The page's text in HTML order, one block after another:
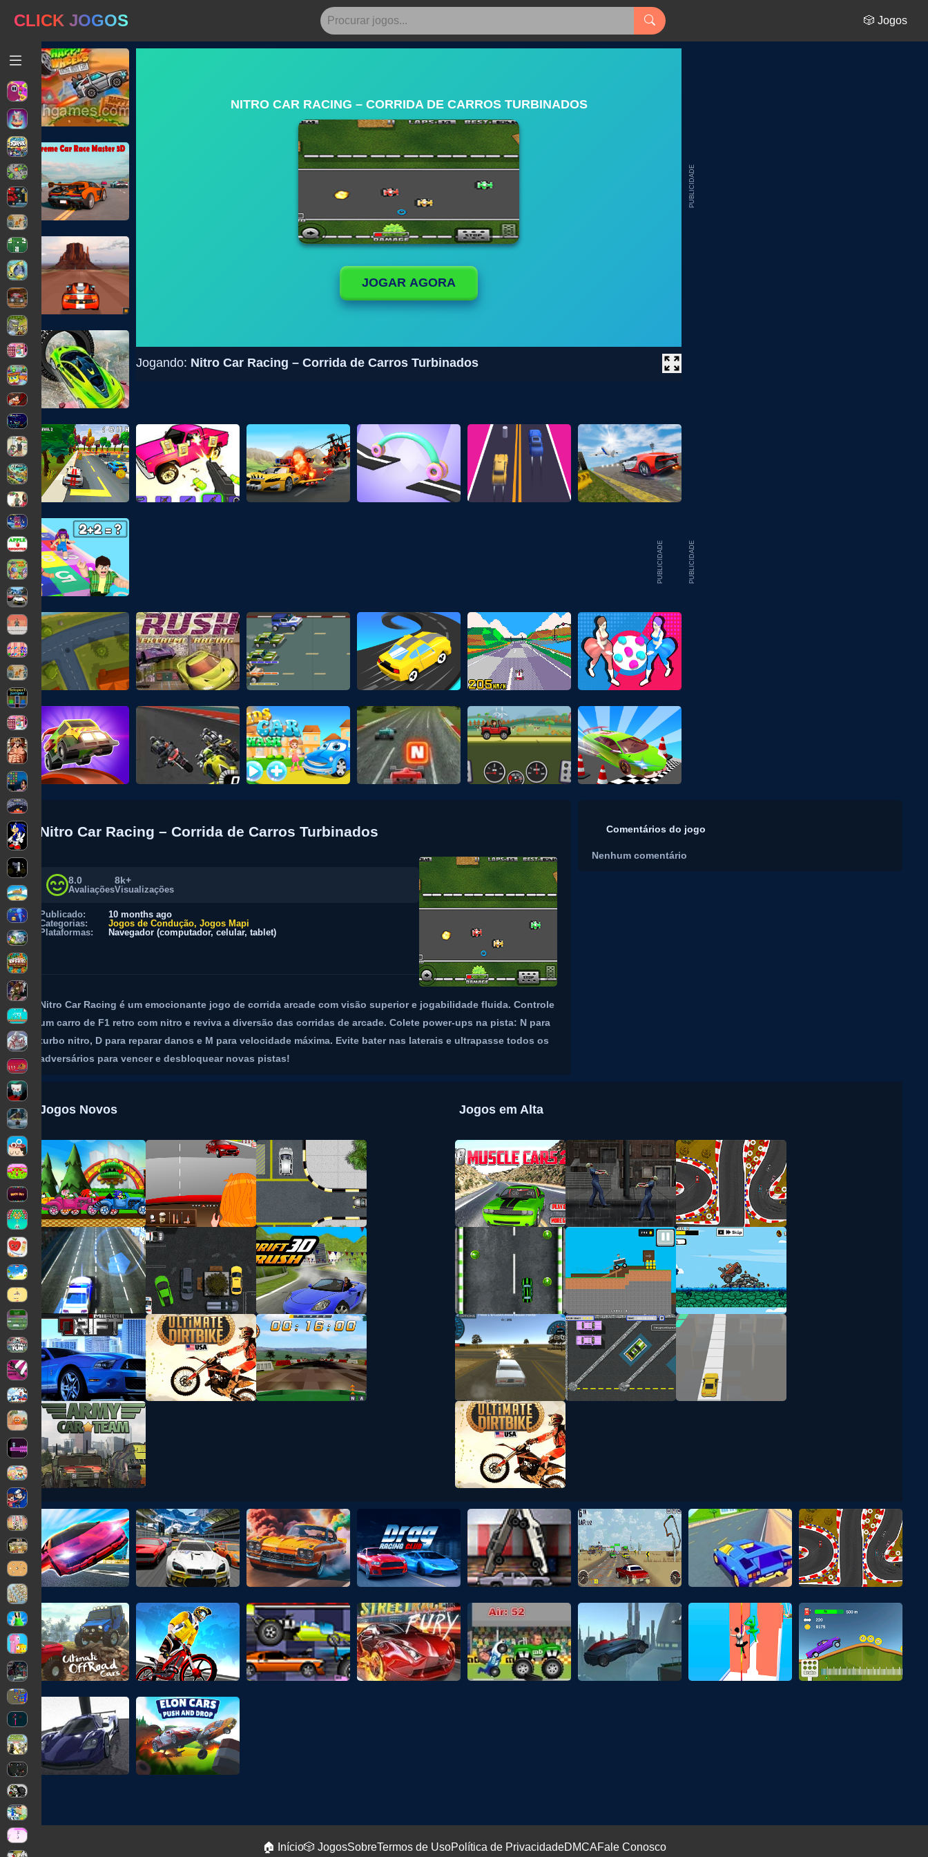
CLICK JOGOS 🎲 Jogos
NITRO CAR RACING – CORRIDA DE CARROS TURBINADOS
JOGAR AGORA
Jogando: Nitro Car Racing – Corrida de Carros Turbinados
PUBLICIDADE
PUBLICIDADE
PUBLICIDADE
Nitro Car Racing – Corrida de Carros Turbinados
8.0
Avaliações
8k+
Visualizações
Publicado:
10 months ago
Categorias:
Jogos de Condução Jogos Mapi
Plataformas:
Navegador (computador, celular, tablet)
Nitro Car Racing é um emocionante jogo de corrida arcade com visão superior e jogabilidade fluida. Controle
um carro de F1 retro com nitro e reviva a diversão das corridas de arcade. Colete power-ups na pista: N para
turbo nitro, D para reparar danos e M para velocidade máxima. Evite bater nas laterais e ultrapasse todos os
adversários para vencer e desbloquear novas pistas!
Comentários do jogo
Nenhum comentário
Jogos Novos Jogos em Alta
🏠 Início🎲 JogosSobreTermos de UsoPolítica de PrivacidadeDMCAFale Conosco